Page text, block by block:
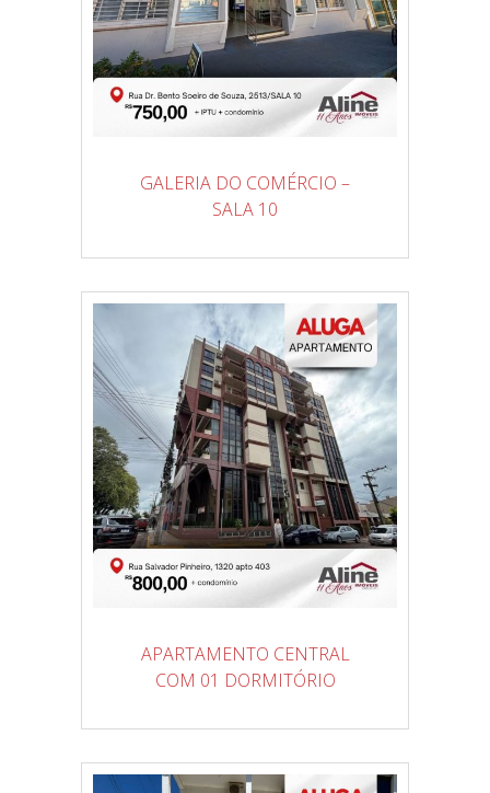
GALERIA DO COMÉRCIO –
SALA 10
APARTAMENTO CENTRAL
COM 01 DORMITÓRIO